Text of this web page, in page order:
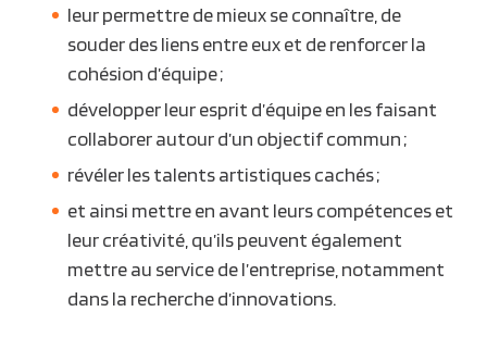
leur permettre de mieux se connaître, de
souder des liens entre eux et de renforcer la
cohésion d’équipe;
développer leur esprit d’équipeen les faisant
collaborer autour d’un objectif commun ;
révéler les talents artistiquescachés ;
et ainsi mettre en avant leurs compétences et
leur créativité, qu’ils peuvent également
mettre au service de l’entreprise, notamment
dans la recherche d’innovations.